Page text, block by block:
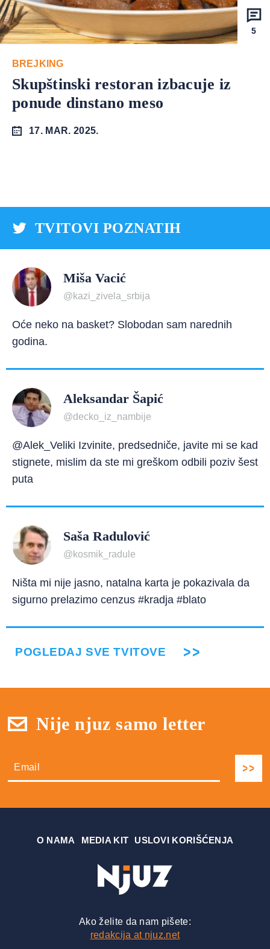
5
BREJKING
Skupštinski restoran izbacuje iz
ponude dinstano meso
17. MAR. 2025.
TVITOVI POZNATIH
Miša Vacić
@kazi_zivela_srbija
Oće neko na basket? Slobodan sam narednih
godina.
Aleksandar Šapić
@decko_iz_nambije
@Alek_Veliki Izvinite, predsedniče, javite mi se kad
stignete, mislim da ste mi greškom odbili poziv šest
puta
Saša Radulović
@kosmik_radule
Ništa mi nije jasno, natalna karta je pokazivala da
sigurno prelazimo cenzus #kradja #blato
POGLEDAJ SVE TVITOVE
Nije njuz samo letter
О NAMA MEDIA KIT USLOVI KORIŠĆENJA
Ako želite da nam pišete:
redakcija at njuz.net